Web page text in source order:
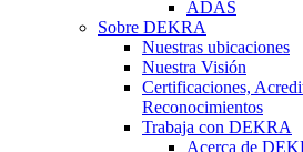
ADAS
Sobre DEKRA
Nuestras ubicaciones
Nuestra Visión
Certificaciones,
Reconocimientos
Trabaja con DEKRA
Acerca de